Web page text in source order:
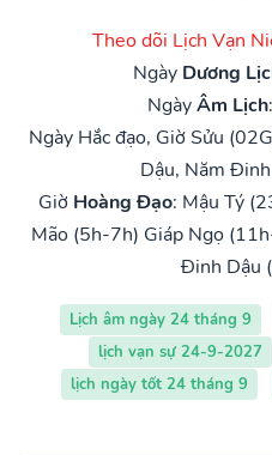
Theo dõi Lịch Vạn
Ngày Dương
NgàyÂm Lịch:
Ngày Hắc đạo, Giờ Sửu
Dậu, Năm
Giờ Hoàng Đạo: Mậu Tý
Mão (5h-7h) Giáp Ngọ
Đinh Dậu
Lịch âm ngày 24 tháng 9
lịch vạn sự 24-9-2027
lịch ngày tốt 24 tháng 9